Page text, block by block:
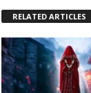
RELATED ARTICLES